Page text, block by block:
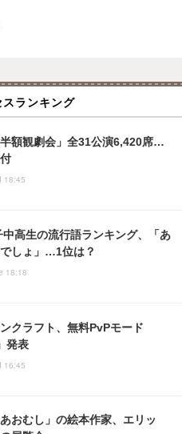
スランキング
額観劇会」全31公演6,420席…
18:45
高生の流行語ランキング、「あ
しょ」…1位は？
18:18
クラフト、無料PvPモード
発表
16:45
あおむし」の絵本作家、エリッ